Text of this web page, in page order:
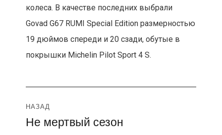
колеса. В качестве последних выбрали
Govad G67 RUMI Special Edition размерностью
19 дюймов спереди и 20 сзади, обутые в
покрышки Michelin Pilot Sport 4 S.
Навигация
по
НАЗАД
Предыдущая
Не мертвый сезон